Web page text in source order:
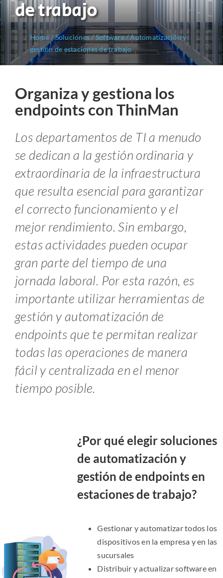
de trabajo
Home/Soluciones/Software/Automatización y
gestión de estaciones de trabajo
Organiza y gestiona los
endpoints con ThinMan
Los departamentos de TI a menudo
se dedican a la gestión ordinaria y
extraordinaria de la infraestructura
que resulta esencial para garantizar
el correcto funcionamiento y el
mejor rendimiento. Sin embargo,
estas actividades pueden ocupar
gran parte del tiempo de una
jornada laboral. Por esta razón, es
importante utilizar herramientas de
gestión y automatización de
endpoints que te permitan realizar
todas las operaciones de manera
fácil y centralizada en el menor
tiempo posible.
¿Por qué elegir soluciones
de automatización y
gestión de endpoints en
estaciones de trabajo?
Gestionar y automatizar todos los
dispositivos en la empresa y en las
sucursales
Distribuir y actualizar software en